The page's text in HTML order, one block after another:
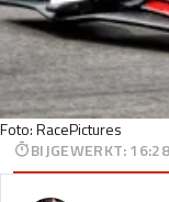
Foto: RacePictures
BIJGEWERKT: